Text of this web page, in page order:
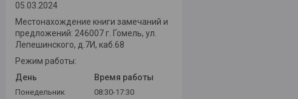
05.03.2024
Местонахождение книги замечаний и
предложений: 246007 г. Гомель, ул.
Лепешинского, д.7И, каб.68
Режим работы:
День
Время работы
Понедельник 08:30-17:30